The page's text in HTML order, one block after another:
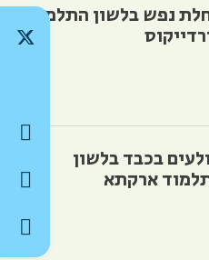
נפש בלשון התלמוד
בכבד בלשון
ארקתא